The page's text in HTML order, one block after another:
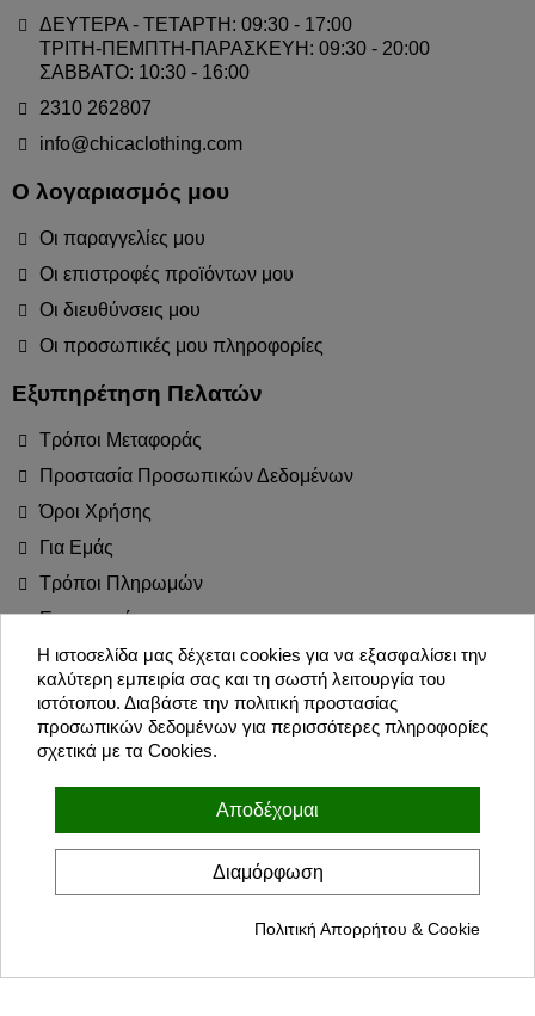
ΔΕΥΤΕΡΑ - ΤΕΤΑΡΤΗ: 09:30 - 17:00
ΤΡΙΤΗ-ΠΕΜΠΤΗ-ΠΑΡΑΣΚΕΥΗ: 09:30 - 20:00
ΣΑΒΒΑΤΟ: 10:30 - 16:00
2310 262807
info@chicaclothing.com
Ο λογαριασμός μου
Οι παραγγελίες μου
Οι επιστροφές προϊόντων μου
Οι διευθύνσεις μου
Οι προσωπικές μου πληροφορίες
Εξυπηρέτηση Πελατών
Τρόποι Μεταφοράς
Προστασία Προσωπικών Δεδομένων
Όροι Χρήσης
Για Εμάς
Τρόποι Πληρωμών
Επιστροφές
Blog
Join the Party!
Συμφωνώ με τους όρους χρήσης και την πολιτική προσωπικών
Η ιστοσελίδα μας δέχεται cookies για να εξασφαλίσει την
καλύτερη εμπειρία σας και τη σωστή λειτουργία του
ιστότοπου. Διαβάστε την πολιτική προστασίας
προσωπικών δεδομένων για περισσότερες πληροφορίες
σχετικά με τα Cookies.
Αποδέχομαι
Διαμόρφωση
Πολιτική Απορρήτου & Cookie